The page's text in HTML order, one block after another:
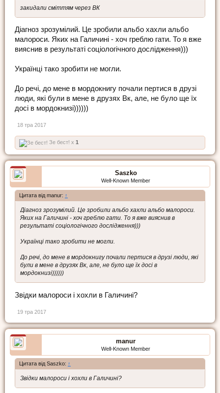
закидали сміттям через ВК
Діагноз зрозумілий. Це зробили альбо хахли альбо
малороси. Яких на Галичині - хоч греблю гати. То я вже
вияснив в результаті соціологічного дослідження)))
Українці тако зробити не могли.
До речі, до мене в мордокнигу почали пертися в друзі
люди, які були в мене в друзях Вк, але, не було ще їх
досі в мордокнизі))))))
18 тра 2017
Зе бест! x 1
Saszko
Well-Known Member
Цитата від manur: ↑
Діагноз зрозумілий. Це зробили альбо хахли альбо малороси.
Яких на Галичині - хоч греблю гати. То я вже вияснив в
результаті соціологічного дослідження)))
Українці тако зробити не могли.
До речі, до мене в мордокнигу почали пертися в друзі люди, які
були в мене в друзях Вк, але, не було ще їх досі в
мордокнизі))))))
Звідки малороси і хохли в Галичині?
19 тра 2017
manur
Well-Known Member
Цитата від Saszko: ↑
Звідки малороси і хохли в Галичині?